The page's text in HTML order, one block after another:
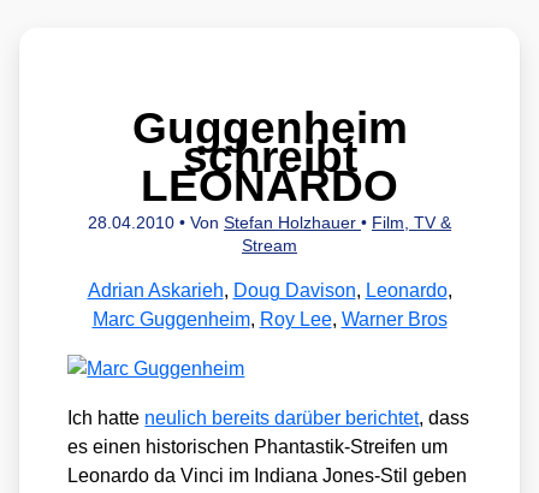
Guggenheim
schreibt
LEONARDO
28.04.2010 • Von Stefan Holzhauer • Film, TV &
Stream
Adrian Askarieh, Doug Davison, Leonardo,
Marc Guggenheim, Roy Lee, Warner Bros
Ich hat­te neu­lich bereits dar­über berich­tet, dass
es einen his­to­ri­schen Phan­tas­tik-Strei­fen um
Leo­nar­do da Vin­ci im India­na Jones-Stil geben